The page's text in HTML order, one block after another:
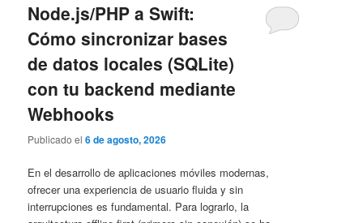
Node.js/PHP a Swift:
Cómo sincronizar bases
de datos locales (SQLite)
con tu backend mediante
Webhooks
Publicado el6 de agosto, 2026
En el desarrollo de aplicaciones móviles modernas,
ofrecer una experiencia de usuario fluida y sin
interrupciones es fundamental. Para lograrlo, la